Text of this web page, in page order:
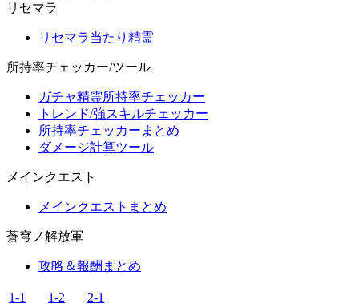
リセマラ
リセマラ当たり精霊
所持率チェッカー/ツール
ガチャ精霊所持率チェッカー
トレンド/強スキルチェッカー
所持率チェッカーまとめ
ダメージ計算ツール
メインクエスト
メインクエストまとめ
蒼穹ノ解放軍
攻略＆報酬まとめ
1-1 1-2
2-1